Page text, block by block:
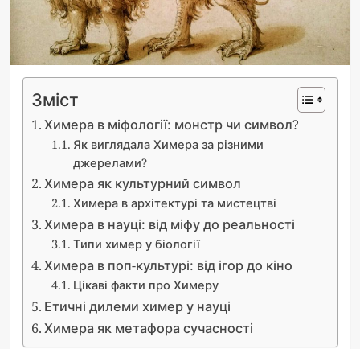
Зміст
Химера в міфології: монстр чи символ?
Як виглядала Химера за різними
джерелами?
Химера як культурний символ
Химера в архітектурі та мистецтві
Химера в науці: від міфу до реальності
Типи химер у біології
Химера в поп-культурі: від ігор до кіно
Цікаві факти про Химеру
Етичні дилеми химер у науці
Химера як метафора сучасності